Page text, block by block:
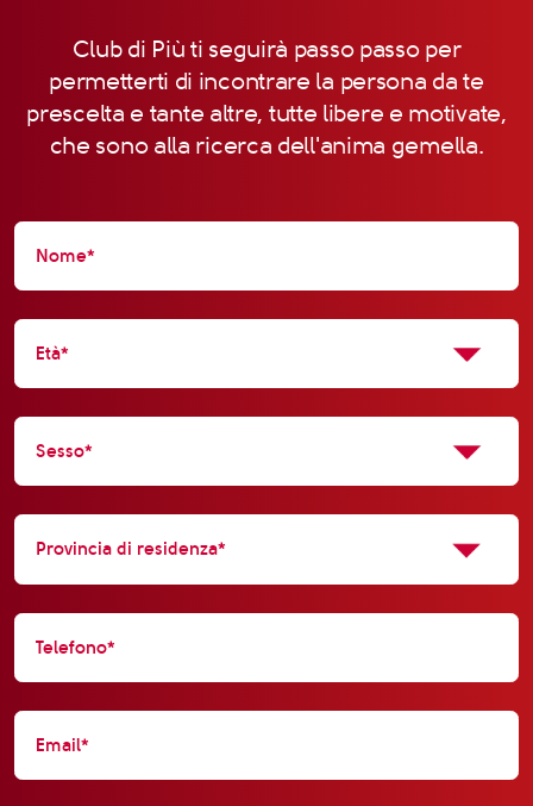
Club di Più ti seguirà passo passo per
permetterti di incontrare la persona da te
prescelta e tante altre, tutte libere e motivate,
che sono alla ricerca dell'anima gemella.